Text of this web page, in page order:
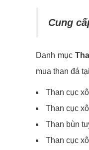
Cung
Danh mục
mua than đá tại
Than cục
Than cục
Than bùn
Than cục